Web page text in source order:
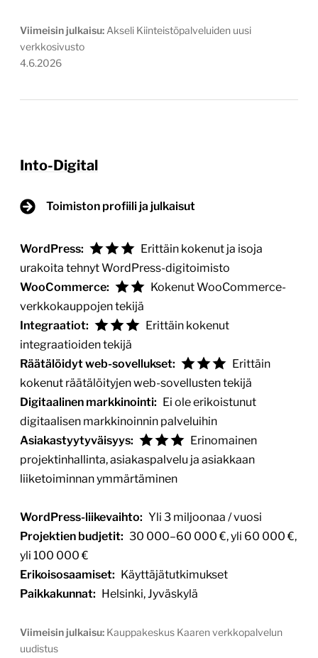
Viimeisin julkaisu: Akseli Kiinteistöpalveluiden uusi
verkkosivusto
4.6.2026
Into-Digital
Toimiston profiili ja julkaisut
WordPress:
Erittäin kokenut ja isoja
urakoita tehnyt WordPress-digitoimisto
WooCommerce:
Kokenut WooCommerce-
verkkokauppojen tekijä
Integraatiot:
Erittäin kokenut
integraatioiden tekijä
Räätälöidyt web-sovellukset:
Erittäin
kokenut räätälöityjen web-sovellusten tekijä
Digitaalinen markkinointi: Ei ole erikoistunut
digitaalisen markkinoinnin palveluihin
Asiakastyytyväisyys:
Erinomainen
projektinhallinta, asiakaspalvelu ja asiakkaan
liiketoiminnan ymmärtäminen
WordPress-liikevaihto: Yli 3 miljoonaa / vuosi
Projektien budjetit: 30 000–60 000 €, yli 60 000 €,
yli 100 000 €
Erikoisosaamiset: Käyttäjätutkimukset
Paikkakunnat: Helsinki, Jyväskylä
Viimeisin julkaisu: Kauppakeskus Kaaren verkko­palvelun
uudistus